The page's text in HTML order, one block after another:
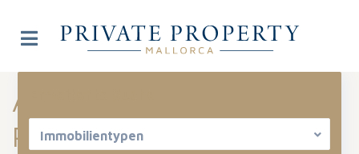
Immobilientypen
Angebote aufgelistet in
Projekt